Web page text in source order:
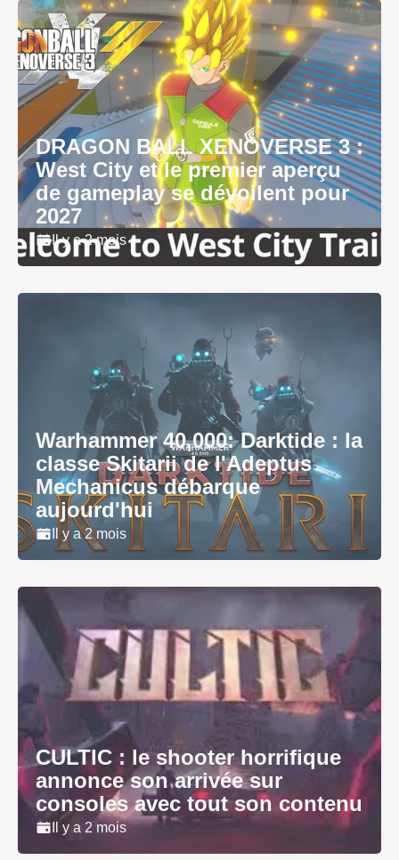
DRAGON BALL XENOVERSE 3 :
West City et le premier aperçu
de gameplay se dévoilent pour
2027
Il y a 2 mois
Warhammer 40,000: Darktide : la
classe Skitarii de l'Adeptus
Mechanicus débarque
aujourd'hui
Il y a 2 mois
CULTIC : le shooter horrifique
annonce son arrivée sur
consoles avec tout son contenu
Il y a 2 mois